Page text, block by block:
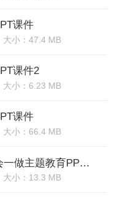
课件
大小：47.4 MB
课件2
大小：6.23 MB
课件
大小：66.4 MB
少先队队前教育六知六会一做主题教育PPT课件
大小：13.3 MB